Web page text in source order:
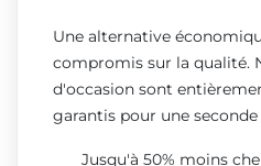
Une alternative
compromis sur la qualité.
d'occasion sont
garantis pour une
Jusqu'à 50% moins